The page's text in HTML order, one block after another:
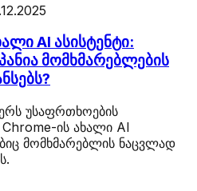
AI ასისტენტი:
მომხმარებლების
უსაფრთხოების
ის ახალი AI
მომხმარებლის ნაცვლად